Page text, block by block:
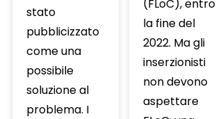
stato
pubblicizzato
come una
possibile
soluzione al
problema. I
(FLoC), entro
la fine del
2022. Ma gli
inserzionisti
non devono
aspettare